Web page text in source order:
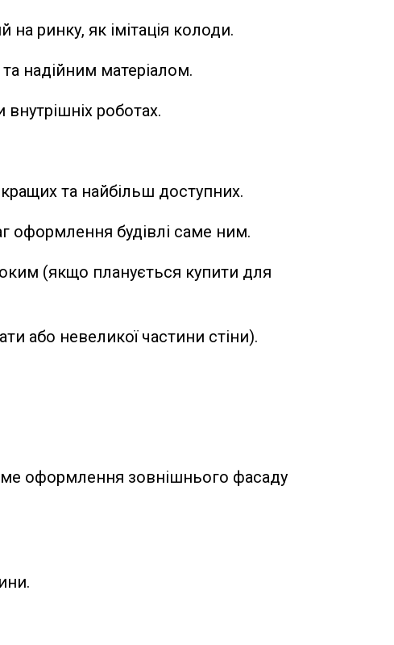
ринку, як імітація колоди.
надійним матеріалом.
роботах.
та найбільш доступних.
оформлення будівлі саме ним.
(якщо планується купити для
або невеликої частини стіни).
оформлення зовнішнього фасаду